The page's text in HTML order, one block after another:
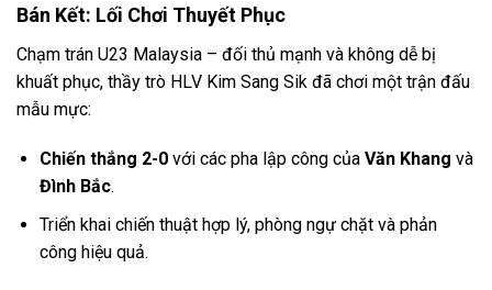
Bán Kết: Lối Chơi Thuyết Phục
Chạm trán U23 Malaysia – đối thủ mạnh và không dễ bị
khuất phục, thầy trò HLV Kim Sang Sik đã chơi một trận đấu
mẫu mực:
Chiến thắng 2-0với các pha lập công của Văn Khang và
Đình Bắc.
Triển khai chiến thuật hợp lý, phòng ngự chặt và phản
công hiệu quả.